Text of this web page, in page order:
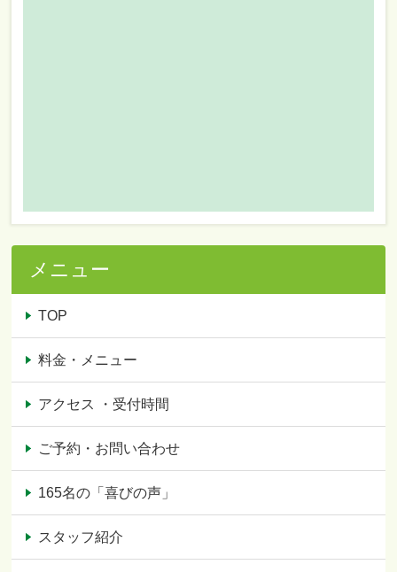
メニュー
TOP
料金・メニュー
アクセス ・受付時間
ご予約・お問い合わせ
165名の「喜びの声」
スタッフ紹介